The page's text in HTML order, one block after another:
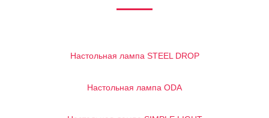
Настольная лампа STEEL DROP
Настольная лампа ODA